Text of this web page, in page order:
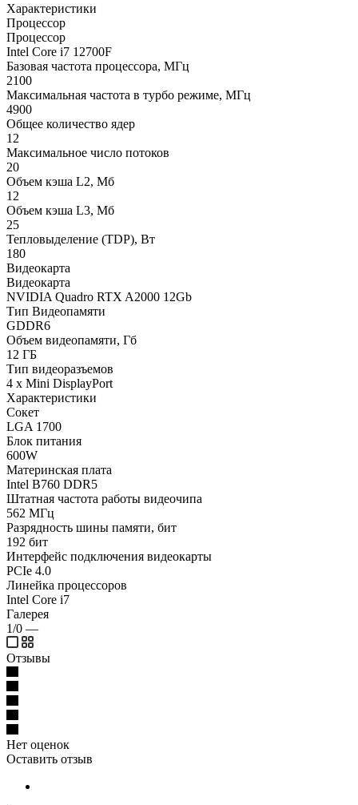
Характеристики
Процессор
Процессор
Intel Core i7 12700F
Базовая частота процессора, МГц
2100
Максимальная частота в турбо режиме, МГц
4900
Общее количество ядер
12
Максимальное число потоков
20
Объем кэша L2, Мб
12
Объем кэша L3, Мб
25
Тепловыделение (TDP), Вт
180
Видеокарта
Видеокарта
NVIDIA Quadro RTX A2000 12Gb
Тип Видеопамяти
GDDR6
Объем видеопамяти, Гб
12 ГБ
Тип видеоразъемов
4 x Mini DisplayPort
Характеристики
Сокет
LGA 1700
Блок питания
600W
Материнская плата
Intel B760 DDR5
Штатная частота работы видеочипа
562 МГц
Разрядность шины памяти, бит
192 бит
Интерфейс подключения видеокарты
PCIe 4.0
Линейка процессоров
Intel Core i7
Галерея
1/0 —
Отзывы
Нет оценок
Оставить отзыв